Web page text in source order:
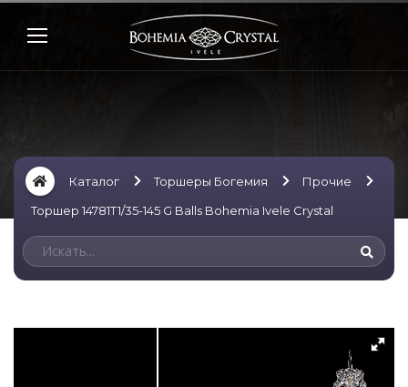
Каталог Торшеры Богемия
Прочие
Торшер 14781T1/35-145 G Balls Bohemia Ivele Crystal